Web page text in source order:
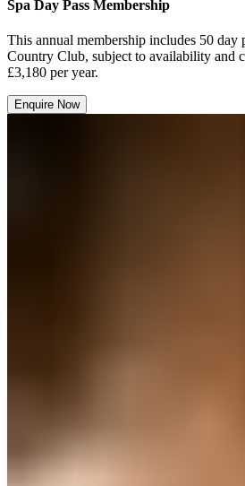
Spa Day Pass Membership​​​​‌ ‍ ​‍​‍‌‍ ‌ ​‍‌‍‍‌‌‍‌ ‌‍‍‌‌‍ ‍​‍​‍​ ‍‍​‍​‍‌ ​ ‌‍​‌‌‍ ‍‌‍‍‌‌ ‌​‌ ‍‌​‍ ‍‌‍‍‌‌‍ ​‍​‍​‍ ​​‍​‍‌‍‍​‌ ​‍‌‍‌‌‌‍‌‍​‍​‍​ ‍‍​‍​‍‌‍‍​‌ ‌​‌ ‌​‌ ​​‌ ​ ​ ‍‍​‍ ​‍ ‌‍ ​​‍ ‌‌‍​‌‌‍ ‍‌‍‌​​‍ ‌‌ ​‍​‍ ‌‌‍‍​‌‍ ‌ ‌​‌‍‌‌‌‍ ​‌ ​ ​‍ ‌‌ ​ ‌ ‌​‌ ‌‌‌‍‌​‌‍‍‌‌‍ ​‍ ‍‌ ‌‍‌‍‌‌‌ ​‍‌‍​ ‌‍‌‌‌‍ ​​‍ ‍‌‍​‌‌ ​​‌ ​​​‍ ‌‍‍‌‌‍ ‍‌ ‌​‌‍‌‌‌‍ ‍‌ ‌​​‍ ‌‍‌‌‌‍‌​‌‍‍‌‌ ‌​​‍ ‌‍ ‌‌‍ ‌‍‌​‌‍‌‌​ ‌‌ ​​‌ ​‍‌‍‌‌‌ ​ ‌‍‌‌‌‍ ‍‌ ‌​‌‍​‌‌ ‌​‌‍‍‌‌‍ ‌‍ ‍​ ‍ ‌‍‍‌‌‍‌​​ ‌‌‍​‍​ ‍‌​ ‍‌‌‍‌​‌‍​‌​ ‍​​ ‌‍​ ‌​​‍ ‌​ ‌​​ ‌ ‌‍‌‌​ ‌‌​‍ ‌​ ‌​​ ‌‍​ ​​​ ​ ​‍ ‌​ ‍​​ ​‌​ ‌‍​ ‌ ​‍ ‌​ ​‌​ ‌‍​ ​ ‌‍​‌‌‍‌‍​ ‍​​ ​‌‌‍​‍​ ‍‌​ ​​‌‍‌‌‌‍​ ​ ‍ ‌ ‌​‌ ‍‌‌ ​​‌‍‌‌​ ‌‌‍‍​‌‍ ‌ ‌​‌‍‌‌‌‍ ​‌‌​ ‌‍‍‌‌ ‌​‌‍‌‌‌‌​​‌‍​‌‌‍‌ ‌‍‌‌​ ‍ ‌ ​​‌‍​‌‌ ‌​‌‍‍​​ ‌‌ ​​‌‍​‌‌‍‌ ‌‍‌‌‌​​‍‌ ‌‌‌‍‍‌‌‍ ​‌‍‌​‌‍‌‌‌ ​‍​‍‌‌​ ‌‌‌​​‍‌‌ ‌‍‍ ‌‍‌‌‌ ‍‌​‍‌‌​ ​ ‌​‌​​‍‌‌​ ​ ‌​‌​​‍‌‌​ ​‍​ ​‍‌‍‌‌​ ​​‌‍​‌‌‍‌‌​ ‌‌‌‍‌‍​ ​‍‌‍​ ‌‍‌‌‌‍‌‌​ ‌‌​ ‍​​‍‌‌​ ​‍​ ​‍​‍‌‌​ ‌‌‌​‌​​‍ ‍‌‍​ ‌‍ ‌‍ ‍‌ ‌​‌‍‌‌‌‍ ‍‌ ‌​​‍‌‌​ ‌‌‌​​‍‌‌ ‌‍‍ ‌‍‌‌‌ ‍‌​‍‌‌​ ​ ‌​‌​​‍‌‌​ ​ ‌​‌​​‍‌‌​ ​‍​ ​‍​ ‌‌​ ​‌​ ​‍​ ​‌​ ​‍​ ‌ ​ ​‍​ ‌​‌‍​‌​ ​‍​ ​‍‌‍‌​​‍‌‌​ ​‍​ ​‍​‍‌‌​ ‌‌‌​‌​​‍ ‍‌ ‌​‌‍‍‌‌ ‌​‌‍ ​‌‍‌‌​ ‌‍​‍‌‍​‌‌ ​ ‌‍‌‌‌‌‌‌‌ ​‍‌‍ ​​ ‌‌‍‍​‌ ‌​‌ ‌​‌ ​​‌ ​ ​‍‌‌​ ​ ‌​​‌​‍‌‌​ ​‍‌​‌‍​‍‌‌​ ​‍‌​‌‍‌‍ ​​‍ ‌‌‍​‌‌‍ ‍‌‍‌​​‍ ‌‌ ​‍​‍ ‌‌‍‍​‌‍ ‌ ‌​‌‍‌‌‌‍ ​‌ ​ ​‍ ‌‌ ​ ‌ ‌​‌ ‌‌‌‍‌​‌‍‍‌‌‍ ​‍ ‍‌ ‌‍‌‍‌‌‌ ​‍‌‍​ ‌‍‌‌‌‍ ​​‍ ‍‌‍​‌‌ ​​‌ ​​​‍‌‍‌‍‍‌‌‍‌​​ ‌‌‍​‍​ ‍‌​ ‍‌‌‍‌​‌‍​‌​ ‍​​ ‌‍​ ‌​​‍ ‌​ ‌​​ ‌ ‌‍‌‌​ ‌‌​‍ ‌​ ‌​​ ‌‍​ ​​​ ​ ​‍ ‌​ ‍​​ ​‌​ ‌‍​ ‌ ​‍ ‌​ ​‌​ ‌‍​ ​ ‌‍​‌‌‍‌‍​ ‍​​ ​‌‌‍​‍​ ‍‌​ ​​‌‍‌‌‌‍​ ​‍‌‍‌ ‌​‌ ‍‌‌ ​​‌‍‌‌​ ‌‌‍‍​‌‍ ‌ ‌​‌‍‌‌‌‍ ​‌‌​ ‌‍‍‌‌ ‌​‌‍‌‌‌‌​​‌‍​‌‌‍‌ ‌‍‌‌​‍‌‍‌ ​​‌‍​‌‌ ‌​‌‍‍​​ ‌‌ ​​‌‍​‌‌‍‌ ‌‍‌‌‌​​‍‌ ‌‌‌‍‍‌‌‍ ​‌‍‌​‌‍‌‌‌ ​‍​‍‌‌​ ‌‌‌​​‍‌‌ ‌‍‍ ‌‍‌‌‌ ‍‌​‍‌‌​ ​ ‌​‌​​‍‌‌​ ​ ‌​‌​​‍‌‌​ ​‍​ ​‍‌‍‌‌​ ​​‌‍​‌‌‍‌‌​ ‌‌‌‍‌‍​ ​‍‌‍​ ‌‍‌‌‌‍‌‌​ ‌‌​ ‍​​‍‌‌​ ​‍​ ​‍​‍‌‌​ ‌‌‌​‌​​‍ ‍‌‍​ ‌‍ ‌‍ ‍‌ ‌​‌‍‌‌‌‍ ‍‌ ‌​​‍‌‌​ ‌‌‌​​‍‌‌ ‌‍‍ ‌‍‌‌‌ ‍‌​‍‌‌​ ​ ‌​‌​​‍‌‌​ ​ ‌​‌​​‍‌‌​ ​‍​ ​‍​ ‌‌​ ​‌​ ​‍​ ​‌​ ​‍​ ‌ ​ ​‍​ ‌​‌‍​‌​ ​‍​ ​‍‌‍‌​​‍‌‌​ ​‍​ ​‍​‍‌‌​ ‌‌‌​‌​​‍ ‍‌ ‌​‌‍‍‌‌ ‌​‌‍ ​‌‍‌‌​‍‌‍‌ ​​‌‍‌‌‌ ​‍‌ ​ ‌ ​​‌‍‌‌‌‍​ ‌ ‌​‌‍‍‌‌ ‌‍‌‍‌‌​ ‌‌ ​​‌ ‌‌‌‍​‍‌‍ ​‌‍‍‌‌ ​ ‌‍‍​‌‍‌‌‌‍‌​​‍​‍‌ ‌
This annual membership ​​​​‌ ‍ ​‍​‍‌‍ ‌ ​‍‌‍‍‌‌‍‌ ‌‍‍‌‌‍ ‍​‍​‍​ ‍‍​‍​‍‌ ​ ‌‍​‌‌‍ ‍‌‍‍‌‌ ‌​‌ ‍‌​‍ ‍‌‍‍‌‌‍ ​‍​‍​‍ ​​‍​‍‌‍‍​‌ ​‍‌‍‌‌‌‍‌‍​‍​‍​ ‍‍​‍​‍‌‍‍​‌ ‌​‌ ‌​‌ ​​‌ ​ ​ ‍‍​‍ ​‍ ‌‍ ​​‍ ‌‌‍​‌‌‍ ‍‌‍‌​​‍ ‌‌ ​‍​‍ ‌‌‍‍​‌‍ ‌ ‌​‌‍‌‌‌‍ ​‌ ​ ​‍ ‌‌ ​ ‌ ‌​‌ ‌‌‌‍‌​‌‍‍‌‌‍ ​‍ ‍‌ ‌‍‌‍‌‌‌ ​‍‌‍​ ‌‍‌‌‌‍ ​​‍ ‍‌‍​‌‌ ​​‌ ​​​‍ ‌‍‍‌‌‍ ‍‌ ‌​‌‍‌‌‌‍ ‍‌ ‌​​‍ ‌‍‌‌‌‍‌​‌‍‍‌‌ ‌​​‍ ‌‍ ‌‌‍ ‌‍‌​‌‍‌‌​ ‌‌ ​​‌ ​‍‌‍‌‌‌ ​ ‌‍‌‌‌‍ ‍‌ ‌​‌‍​‌‌ ‌​‌‍‍‌‌‍ ‌‍ ‍​ ‍ ‌‍‍‌‌‍‌​​ ‌‌‍​‍​ ‍‌​ ‍‌‌‍‌​‌‍​‌​ ‍​​ ‌‍​ ‌​​‍ ‌​ ‌​​ ‌ ‌‍‌‌​ ‌‌​‍ ‌​ ‌​​ ‌‍​ ​​​ ​ ​‍ ‌​ ‍​​ ​‌​ ‌‍​ ‌ ​‍ ‌​ ​‌​ ‌‍​ ​ ‌‍​‌‌‍‌‍​ ‍​​ ​‌‌‍​‍​ ‍‌​ ​​‌‍‌‌‌‍​ ​ ‍ ‌ ‌​‌ ‍‌‌ ​​‌‍‌‌​ ‌‌‍‍​‌‍ ‌ ‌​‌‍‌‌‌‍ ​‌‌​ ‌‍‍‌‌ ‌​‌‍‌‌‌‌​​‌‍​‌‌‍‌ ‌‍‌‌​ ‍ ‌ ​​‌‍​‌‌ ‌​‌‍‍​​ ‌‌ ​​‌‍​‌‌‍‌ ‌‍‌‌‌​​‍‌ ‌‌‌‍‍‌‌‍ ​‌‍‌​‌‍‌‌‌ ​‍​‍‌‌​ ‌‌‌​​‍‌‌ ‌‍‍ ‌‍‌‌‌ ‍‌​‍‌‌​ ​ ‌​‌​​‍‌‌​ ​ ‌​‌​​‍‌‌​ ​‍​ ​‍​ ​‌​ ‌‍​ ​ ​ ‌ ‌‍​‌​ ​ ​ ​‌​ ‌‌​ ​‍​ ‌‌‌‍‌​​ ‌​​‍‌‌​ ​‍​ ​‍​‍‌‌​ ‌‌‌​‌​​‍ ‍‌ ​ ‌‍‌‌‌‍​ ‌ ‌​‌‍‍‌‌‍ ‌‍ ‍‌ ​ ​‍‌‌​ ‌‌‌​​‍‌‌ ‌‍‍ ‌‍‌‌‌ ‍‌​‍‌‌​ ​ ‌​‌​​‍‌‌​ ​ ‌​‌​​‍‌‌​ ​‍​ ​‍​ ​‌​ ‌​​ ‍‌​ ‌​​ ‌ ​ ‌‌‌‍‌‌​ ​ ​ ​​​ ‍‌​ ‍‌‌‍‌‍​‍‌‌​ ​‍​ ​‍​‍‌‌​ ‌‌‌​‌​​‍ ‍‌‍​‍‌‍ ‌‍‌​‌ ‍‌​‍‌‌​ ‌‌‌​​‍‌‌ ‌‍‍ ‌‍‌‌‌ ‍‌​‍‌‌​ ​ ‌​‌​​‍‌‌​ ​ ‌​‌​​‍‌‌​ ​‍​ ​‍​ ‍​‌‍‌​‌‍‌‌‌‍​‍​ ‌ ​ ​​​ ​ ​ ​‍‌‍‌‍‌‍‌‍​ ​‌​ ‍‌​‍‌‌​ ​‍​ ​‍​‍‌‌​ ‌‌‌​‌​​‍ ‍‌‍​ ‌‍‍​‌‍‍‌‌‍ ​‌‍‌​‌ ​‍‌‍‌‌‌‍ ‍​‍‌‌​ ‌‌‌​​‍‌‌ ‌‍‍ ‌‍‌‌‌ ‍‌​‍‌‌​ ​ ‌​‌​​‍‌‌​ ​ ‌​‌​​‍‌‌​ ​‍​ ​‍‌‍​‍‌‍​‌‌‍‌‌‌‍‌​​ ‍‌​ ‌​​ ‍​‌‍​‍‌‍‌​‌‍​ ​ ‌‌​ ‍​​‍‌‌​ ​‍​ ​‍​‍‌‌​ ‌‌‌​‌​​‍ ‍‌ ‌​‌‍‌‌‌ ‍​‌ ‌​​ ‌‍​‍‌‍​‌‌ ​ ‌‍‌‌‌‌‌‌‌ ​‍‌‍ ​​ ‌‌‍‍​‌ ‌​‌ ‌​‌ ​​‌ ​ ​‍‌‌​ ​ ‌​​‌​‍‌‌​ ​‍‌​‌‍​‍‌‌​ ​‍‌​‌‍‌‍ ​​‍ ‌‌‍​‌‌‍ ‍‌‍‌​​‍ ‌‌ ​‍​‍ ‌‌‍‍​‌‍ ‌ ‌​‌‍‌‌‌‍ ​‌ ​ ​‍ ‌‌ ​ ‌ ‌​‌ ‌‌‌‍‌​‌‍‍‌‌‍ ​‍ ‍‌ ‌‍‌‍‌‌‌ ​‍‌‍​ ‌‍‌‌‌‍ ​​‍ ‍‌‍​‌‌ ​​‌ ​​​‍‌‍‌‍‍‌‌‍‌​​ ‌‌‍​‍​ ‍‌​ ‍‌‌‍‌​‌‍​‌​ ‍​​ ‌‍​ ‌​​‍ ‌​ ‌​​ ‌ ‌‍‌‌​ ‌‌​‍ ‌​ ‌​​ ‌‍​ ​​​ ​ ​‍ ‌​ ‍​​ ​‌​ ‌‍​ ‌ ​‍ ‌​ ​‌​ ‌‍​ ​ ‌‍​‌‌‍‌‍​ ‍​​ ​‌‌‍​‍​ ‍‌​ ​​‌‍‌‌‌‍​ ​‍‌‍‌ ‌​‌ ‍‌‌ ​​‌‍‌‌​ ‌‌‍‍​‌‍ ‌ ‌​‌‍‌‌‌‍ ​‌‌​ ‌‍‍‌‌ ‌​‌‍‌‌‌‌​​‌‍​‌‌‍‌ ‌‍‌‌​‍‌‍‌ ​​‌‍​‌‌ ‌​‌‍‍​​ ‌‌ ​​‌‍​‌‌‍‌ ‌‍‌‌‌​​‍‌ ‌‌‌‍‍‌‌‍ ​‌‍‌​‌‍‌‌‌ ​‍​‍‌‌​ ‌‌‌​​‍‌‌ ‌‍‍ ‌‍‌‌‌ ‍‌​‍‌‌​ ​ ‌​‌​​‍‌‌​ ​ ‌​‌​​‍‌‌​ ​‍​ ​‍​ ​‌​ ‌‍​ ​ ​ ‌ ‌‍​‌​ ​ ​ ​‌​ ‌‌​ ​‍​ ‌‌‌‍‌​​ ‌​​‍‌‌​ ​‍​ ​‍​‍‌‌​ ‌‌‌​‌​​‍ ‍‌ ​ ‌‍‌‌‌‍​ ‌ ‌​‌‍‍‌‌‍ ‌‍ ‍‌ ​ ​‍‌‌​ ‌‌‌​​‍‌‌ ‌‍‍ ‌‍‌‌‌ ‍‌​‍‌‌​ ​ ‌​‌​​‍‌‌​ ​ ‌​‌​​‍‌‌​ ​‍​ ​‍​ ​‌​ ‌​​ ‍‌​ ‌​​ ‌ ​ ‌‌‌‍‌‌​ ​ ​ ​​​ ‍‌​ ‍‌‌‍‌‍​‍‌‌​ ​‍​ ​‍​‍‌‌​ ‌‌‌​‌​​‍ ‍‌‍​‍‌‍ ‌‍‌​‌ ‍‌​‍‌‌​ ‌‌‌​​‍‌‌ ‌‍‍ ‌‍‌‌‌ ‍‌​‍‌‌​ ​ ‌​‌​​‍‌‌​ ​ ‌​‌​​‍‌‌​ ​‍​ ​‍​ ‍​‌‍‌​‌‍‌‌‌‍​‍​ ‌ ​ ​​​ ​ ​ ​‍‌‍‌‍‌‍‌‍​ ​‌​ ‍‌​‍‌‌​ ​‍​ ​‍​‍‌‌​ ‌‌‌​‌​​‍ ‍‌‍​ ‌‍‍​‌‍‍‌‌‍ ​‌‍‌​‌ ​‍‌‍‌‌‌‍ ‍​‍‌‌​ ‌‌‌​​‍‌‌ ‌‍‍ ‌‍‌‌‌ ‍‌​‍‌‌​ ​ ‌​‌​​‍‌‌​ ​ ‌​‌​​‍‌‌​ ​‍​ ​‍‌‍​‍‌‍​‌‌‍‌‌‌‍‌​​ ‍‌​ ‌​​ ‍​‌‍​‍‌‍‌​‌‍​ ​ ‌‌​ ‍​​‍‌‌​ ​‍​ ​‍​‍‌‌​ ‌‌‌​‌​​‍ ‍‌ ‌​‌‍‌‌‌ ‍​‌ ‌​​‍‌‍‌ ​​‌‍‌‌‌ ​‍‌ ​ ‌ ​​‌‍‌‌‌‍​ ‌ ‌​‌‍‍‌‌ ‌‍‌‍‌‌​ ‌‌ ​​‌ ‌‌‌‍​‍‌‍ ​‌‍‍‌‌ ​ ‌‍‍​‌‍‌‌‌‍‌​​‍​‍‌ ‌includes ​​​​‌ ‍ ​‍​‍‌‍ ‌ ​‍‌‍‍‌‌‍‌ ‌‍‍‌‌‍ ‍​‍​‍​ ‍‍​‍​‍‌ ​ ‌‍​‌‌‍ ‍‌‍‍‌‌ ‌​‌ ‍‌​‍ ‍‌‍‍‌‌‍ ​‍​‍​‍ ​​‍​‍‌‍‍​‌ ​‍‌‍‌‌‌‍‌‍​‍​‍​ ‍‍​‍​‍‌‍‍​‌ ‌​‌ ‌​‌ ​​‌ ​ ​ ‍‍​‍ ​‍ ‌‍ ​​‍ ‌‌‍​‌‌‍ ‍‌‍‌​​‍ ‌‌ ​‍​‍ ‌‌‍‍​‌‍ ‌ ‌​‌‍‌‌‌‍ ​‌ ​ ​‍ ‌‌ ​ ‌ ‌​‌ ‌‌‌‍‌​‌‍‍‌‌‍ ​‍ ‍‌ ‌‍‌‍‌‌‌ ​‍‌‍​ ‌‍‌‌‌‍ ​​‍ ‍‌‍​‌‌ ​​‌ ​​​‍ ‌‍‍‌‌‍ ‍‌ ‌​‌‍‌‌‌‍ ‍‌ ‌​​‍ ‌‍‌‌‌‍‌​‌‍‍‌‌ ‌​​‍ ‌‍ ‌‌‍ ‌‍‌​‌‍‌‌​ ‌‌ ​​‌ ​‍‌‍‌‌‌ ​ ‌‍‌‌‌‍ ‍‌ ‌​‌‍​‌‌ ‌​‌‍‍‌‌‍ ‌‍ ‍​ ‍ ‌‍‍‌‌‍‌​​ ‌‌‍​‍​ ‍‌​ ‍‌‌‍‌​‌‍​‌​ ‍​​ ‌‍​ ‌​​‍ ‌​ ‌​​ ‌ ‌‍‌‌​ ‌‌​‍ ‌​ ‌​​ ‌‍​ ​​​ ​ ​‍ ‌​ ‍​​ ​‌​ ‌‍​ ‌ ​‍ ‌​ ​‌​ ‌‍​ ​ ‌‍​‌‌‍‌‍​ ‍​​ ​‌‌‍​‍​ ‍‌​ ​​‌‍‌‌‌‍​ ​ ‍ ‌ ‌​‌ ‍‌‌ ​​‌‍‌‌​ ‌‌‍‍​‌‍ ‌ ‌​‌‍‌‌‌‍ ​‌‌​ ‌‍‍‌‌ ‌​‌‍‌‌‌‌​​‌‍​‌‌‍‌ ‌‍‌‌​ ‍ ‌ ​​‌‍​‌‌ ‌​‌‍‍​​ ‌‌ ​​‌‍​‌‌‍‌ ‌‍‌‌‌​​‍‌ ‌‌‌‍‍‌‌‍ ​‌‍‌​‌‍‌‌‌ ​‍​‍‌‌​ ‌‌‌​​‍‌‌ ‌‍‍ ‌‍‌‌‌ ‍‌​‍‌‌​ ​ ‌​‌​​‍‌‌​ ​ ‌​‌​​‍‌‌​ ​‍​ ​‍​ ​‌​ ‌‍​ ​ ​ ‌ ‌‍​‌​ ​ ​ ​‌​ ‌‌​ ​‍​ ‌‌‌‍‌​​ ‌​​‍‌‌​ ​‍​ ​‍​‍‌‌​ ‌‌‌​‌​​‍ ‍‌ ​ ‌‍‌‌‌‍​ ‌ ‌​‌‍‍‌‌‍ ‌‍ ‍‌ ​ ​‍‌‌​ ‌‌‌​​‍‌‌ ‌‍‍ ‌‍‌‌‌ ‍‌​‍‌‌​ ​ ‌​‌​​‍‌‌​ ​ ‌​‌​​‍‌‌​ ​‍​ ​‍​ ​‌​ ‌​​ ‍‌​ ‌​​ ‌ ​ ‌‌‌‍‌‌​ ​ ​ ​​​ ‍‌​ ‍‌‌‍‌‍​‍‌‌​ ​‍​ ​‍​‍‌‌​ ‌‌‌​‌​​‍ ‍‌‍​‍‌‍ ‌‍‌​‌ ‍‌​‍‌‌​ ‌‌‌​​‍‌‌ ‌‍‍ ‌‍‌‌‌ ‍‌​‍‌‌​ ​ ‌​‌​​‍‌‌​ ​ ‌​‌​​‍‌‌​ ​‍​ ​‍​ ‍​‌‍‌​‌‍‌‌‌‍​‍​ ‌ ​ ​​​ ​ ​ ​‍‌‍‌‍‌‍‌‍​ ​‌​ ‍‌​‍‌‌​ ​‍​ ​‍​‍‌‌​ ‌‌‌​‌​​‍ ‍‌‍​ ‌‍‍​‌‍‍‌‌‍ ​‌‍‌​‌ ​‍‌‍‌‌‌‍ ‍​‍‌‌​ ‌‌‌​​‍‌‌ ‌‍‍ ‌‍‌‌‌ ‍‌​‍‌‌​ ​ ‌​‌​​‍‌‌​ ​ ‌​‌​​‍‌‌​ ​‍​ ​‍‌‍‌​‌‍‌‌‌‍‌‌‌‍​ ‌‍​‍​ ​ ​ ​ ​ ​​​ ​​‌‍‌‌​ ‌‍‌‍​‍​‍‌‌​ ​‍​ ​‍​‍‌‌​ ‌‌‌​‌​​‍ ‍‌ ‌​‌‍‌‌‌ ‍​‌ ‌​​ ‌‍​‍‌‍​‌‌ ​ ‌‍‌‌‌‌‌‌‌ ​‍‌‍ ​​ ‌‌‍‍​‌ ‌​‌ ‌​‌ ​​‌ ​ ​‍‌‌​ ​ ‌​​‌​‍‌‌​ ​‍‌​‌‍​‍‌‌​ ​‍‌​‌‍‌‍ ​​‍ ‌‌‍​‌‌‍ ‍‌‍‌​​‍ ‌‌ ​‍​‍ ‌‌‍‍​‌‍ ‌ ‌​‌‍‌‌‌‍ ​‌ ​ ​‍ ‌‌ ​ ‌ ‌​‌ ‌‌‌‍‌​‌‍‍‌‌‍ ​‍ ‍‌ ‌‍‌‍‌‌‌ ​‍‌‍​ ‌‍‌‌‌‍ ​​‍ ‍‌‍​‌‌ ​​‌ ​​​‍‌‍‌‍‍‌‌‍‌​​ ‌‌‍​‍​ ‍‌​ ‍‌‌‍‌​‌‍​‌​ ‍​​ ‌‍​ ‌​​‍ ‌​ ‌​​ ‌ ‌‍‌‌​ ‌‌​‍ ‌​ ‌​​ ‌‍​ ​​​ ​ ​‍ ‌​ ‍​​ ​‌​ ‌‍​ ‌ ​‍ ‌​ ​‌​ ‌‍​ ​ ‌‍​‌‌‍‌‍​ ‍​​ ​‌‌‍​‍​ ‍‌​ ​​‌‍‌‌‌‍​ ​‍‌‍‌ ‌​‌ ‍‌‌ ​​‌‍‌‌​ ‌‌‍‍​‌‍ ‌ ‌​‌‍‌‌‌‍ ​‌‌​ ‌‍‍‌‌ ‌​‌‍‌‌‌‌​​‌‍​‌‌‍‌ ‌‍‌‌​‍‌‍‌ ​​‌‍​‌‌ ‌​‌‍‍​​ ‌‌ ​​‌‍​‌‌‍‌ ‌‍‌‌‌​​‍‌ ‌‌‌‍‍‌‌‍ ​‌‍‌​‌‍‌‌‌ ​‍​‍‌‌​ ‌‌‌​​‍‌‌ ‌‍‍ ‌‍‌‌‌ ‍‌​‍‌‌​ ​ ‌​‌​​‍‌‌​ ​ ‌​‌​​‍‌‌​ ​‍​ ​‍​ ​‌​ ‌‍​ ​ ​ ‌ ‌‍​‌​ ​ ​ ​‌​ ‌‌​ ​‍​ ‌‌‌‍‌​​ ‌​​‍‌‌​ ​‍​ ​‍​‍‌‌​ ‌‌‌​‌​​‍ ‍‌ ​ ‌‍‌‌‌‍​ ‌ ‌​‌‍‍‌‌‍ ‌‍ ‍‌ ​ ​‍‌‌​ ‌‌‌​​‍‌‌ ‌‍‍ ‌‍‌‌‌ ‍‌​‍‌‌​ ​ ‌​‌​​‍‌‌​ ​ ‌​‌​​‍‌‌​ ​‍​ ​‍​ ​‌​ ‌​​ ‍‌​ ‌​​ ‌ ​ ‌‌‌‍‌‌​ ​ ​ ​​​ ‍‌​ ‍‌‌‍‌‍​‍‌‌​ ​‍​ ​‍​‍‌‌​ ‌‌‌​‌​​‍ ‍‌‍​‍‌‍ ‌‍‌​‌ ‍‌​‍‌‌​ ‌‌‌​​‍‌‌ ‌‍‍ ‌‍‌‌‌ ‍‌​‍‌‌​ ​ ‌​‌​​‍‌‌​ ​ ‌​‌​​‍‌‌​ ​‍​ ​‍​ ‍​‌‍‌​‌‍‌‌‌‍​‍​ ‌ ​ ​​​ ​ ​ ​‍‌‍‌‍‌‍‌‍​ ​‌​ ‍‌​‍‌‌​ ​‍​ ​‍​‍‌‌​ ‌‌‌​‌​​‍ ‍‌‍​ ‌‍‍​‌‍‍‌‌‍ ​‌‍‌​‌ ​‍‌‍‌‌‌‍ ‍​‍‌‌​ ‌‌‌​​‍‌‌ ‌‍‍ ‌‍‌‌‌ ‍‌​‍‌‌​ ​ ‌​‌​​‍‌‌​ ​ ‌​‌​​‍‌‌​ ​‍​ ​‍‌‍‌​‌‍‌‌‌‍‌‌‌‍​ ‌‍​‍​ ​ ​ ​ ​ ​​​ ​​‌‍‌‌​ ‌‍‌‍​‍​‍‌‌​ ​‍​ ​‍​‍‌‌​ ‌‌‌​‌​​‍ ‍‌ ‌​‌‍‌‌‌ ‍​‌ ‌​​‍‌‍‌ ​​‌‍‌‌‌ ​‍‌ ​ ‌ ​​‌‍‌‌‌‍​ ‌ ‌​‌‍‍‌‌ ‌‍‌‍‌‌​ ‌‌ ​​‌ ‌‌‌‍​‍‌‍ ​‌‍‍‌‌ ​ ‌‍‍​‌‍‌‌‌‍‌​​‍​‍‌ ‌50 day passes
Enquire Now​​​​‌ ‍ ​‍​‍‌‍ ‌ ​‍‌‍‍‌‌‍‌ ‌‍‍‌‌‍ ‍​‍​‍​ ‍‍​‍​‍‌ ​ ‌‍​‌‌‍ ‍‌‍‍‌‌ ‌​‌ ‍‌​‍ ‍‌‍‍‌‌‍ ​‍​‍​‍ ​​‍​‍‌‍‍​‌ ​‍‌‍‌‌‌‍‌‍​‍​‍​ ‍‍​‍​‍‌‍‍​‌ ‌​‌ ‌​‌ ​​‌ ​ ​ ‍‍​‍ ​‍ ‌‍ ​​‍ ‌‌‍​‌‌‍ ‍‌‍‌​​‍ ‌‌ ​‍​‍ ‌‌‍‍​‌‍ ‌ ‌​‌‍‌‌‌‍ ​‌ ​ ​‍ ‌‌ ​ ‌ ‌​‌ ‌‌‌‍‌​‌‍‍‌‌‍ ​‍ ‍‌ ‌‍‌‍‌‌‌ ​‍‌‍​ ‌‍‌‌‌‍ ​​‍ ‍‌‍​‌‌ ​​‌ ​​​‍ ‌‍‍‌‌‍ ‍‌ ‌​‌‍‌‌‌‍ ‍‌ ‌​​‍ ‌‍‌‌‌‍‌​‌‍‍‌‌ ‌​​‍ ‌‍ ‌‌‍ ‌‍‌​‌‍‌‌​ ‌‌ ​​‌ ​‍‌‍‌‌‌ ​ ‌‍‌‌‌‍ ‍‌ ‌​‌‍​‌‌ ‌​‌‍‍‌‌‍ ‌‍ ‍​ ‍ ‌‍‍‌‌‍‌​​ ‌‌‍​‍​ ‍‌​ ‍‌‌‍‌​‌‍​‌​ ‍​​ ‌‍​ ‌​​‍ ‌​ ‌​​ ‌ ‌‍‌‌​ ‌‌​‍ ‌​ ‌​​ ‌‍​ ​​​ ​ ​‍ ‌​ ‍​​ ​‌​ ‌‍​ ‌ ​‍ ‌​ ​‌​ ‌‍​ ​ ‌‍​‌‌‍‌‍​ ‍​​ ​‌‌‍​‍​ ‍‌​ ​​‌‍‌‌‌‍​ ​ ‍ ‌ ‌​‌ ‍‌‌ ​​‌‍‌‌​ ‌‌‍‍​‌‍ ‌ ‌​‌‍‌‌‌‍ ​‌‌​ ‌‍‍‌‌ ‌​‌‍‌‌‌‌​​‌‍​‌‌‍‌ ‌‍‌‌​ ‍ ‌ ​​‌‍​‌‌ ‌​‌‍‍​​ ‌‌ ​​‌‍​‌‌‍‌ ‌‍‌‌‌​​‍‌ ‌‌‌‍‍‌‌‍ ​‌‍‌​‌‍‌‌‌ ​‍​‍‌‌​ ‌‌‌​​‍‌‌ ‌‍‍ ‌‍‌‌‌ ‍‌​‍‌‌​ ​ ‌​‌​​‍‌‌​ ​ ‌​‌​​‍‌‌​ ​‍​ ​‍‌‍‌‌​ ​​‌‍​‌‌‍‌‌​ ‌‌‌‍‌‍​ ​‍‌‍​ ‌‍‌‌‌‍‌‌​ ‌‌​ ‍​​‍‌‌​ ​‍​ ​‍​‍‌‌​ ‌‌‌​‌​​‍ ‍‌‍​ ‌‍ ‌‍ ‍‌ ‌​‌‍‌‌‌‍ ‍‌ ‌​​‍‌‌​ ‌‌‌​​‍‌‌ ‌‍‍ ‌‍‌‌‌ ‍‌​‍‌‌​ ​ ‌​‌​​‍‌‌​ ​ ‌​‌​​‍‌‌​ ​‍​ ​‍​ ‌‌​ ​‌​ ​‍​ ​‌​ ​‍​ ‌ ​ ​‍​ ‌​‌‍​‌​ ​‍​ ​‍‌‍‌​​‍‌‌​ ​‍​ ​‍​‍‌‌​ ‌‌‌​‌​​‍ ‍‌ ​​‌ ​‍‌‍‍‌‌‍ ‌‌‍​‌‌ ​‍‌ ‍‌‌​​ ‌ ‌​‌‍​‌​‍ ‍‌‍ ​‌‍​‌‌‍​‍‌‍‌‌‌‍ ​​ ‌‍​‍‌‍​‌‌ ​ ‌‍‌‌‌‌‌‌‌ ​‍‌‍ ​​ ‌‌‍‍​‌ ‌​‌ ‌​‌ ​​‌ ​ ​‍‌‌​ ​ ‌​​‌​‍‌‌​ ​‍‌​‌‍​‍‌‌​ ​‍‌​‌‍‌‍ ​​‍ ‌‌‍​‌‌‍ ‍‌‍‌​​‍ ‌‌ ​‍​‍ ‌‌‍‍​‌‍ ‌ ‌​‌‍‌‌‌‍ ​‌ ​ ​‍ ‌‌ ​ ‌ ‌​‌ ‌‌‌‍‌​‌‍‍‌‌‍ ​‍ ‍‌ ‌‍‌‍‌‌‌ ​‍‌‍​ ‌‍‌‌‌‍ ​​‍ ‍‌‍​‌‌ ​​‌ ​​​‍‌‍‌‍‍‌‌‍‌​​ ‌‌‍​‍​ ‍‌​ ‍‌‌‍‌​‌‍​‌​ ‍​​ ‌‍​ ‌​​‍ ‌​ ‌​​ ‌ ‌‍‌‌​ ‌‌​‍ ‌​ ‌​​ ‌‍​ ​​​ ​ ​‍ ‌​ ‍​​ ​‌​ ‌‍​ ‌ ​‍ ‌​ ​‌​ ‌‍​ ​ ‌‍​‌‌‍‌‍​ ‍​​ ​‌‌‍​‍​ ‍‌​ ​​‌‍‌‌‌‍​ ​‍‌‍‌ ‌​‌ ‍‌‌ ​​‌‍‌‌​ ‌‌‍‍​‌‍ ‌ ‌​‌‍‌‌‌‍ ​‌‌​ ‌‍‍‌‌ ‌​‌‍‌‌‌‌​​‌‍​‌‌‍‌ ‌‍‌‌​‍‌‍‌ ​​‌‍​‌‌ ‌​‌‍‍​​ ‌‌ ​​‌‍​‌‌‍‌ ‌‍‌‌‌​​‍‌ ‌‌‌‍‍‌‌‍ ​‌‍‌​‌‍‌‌‌ ​‍​‍‌‌​ ‌‌‌​​‍‌‌ ‌‍‍ ‌‍‌‌‌ ‍‌​‍‌‌​ ​ ‌​‌​​‍‌‌​ ​ ‌​‌​​‍‌‌​ ​‍​ ​‍‌‍‌‌​ ​​‌‍​‌‌‍‌‌​ ‌‌‌‍‌‍​ ​‍‌‍​ ‌‍‌‌‌‍‌‌​ ‌‌​ ‍​​‍‌‌​ ​‍​ ​‍​‍‌‌​ ‌‌‌​‌​​‍ ‍‌‍​ ‌‍ ‌‍ ‍‌ ‌​‌‍‌‌‌‍ ‍‌ ‌​​‍‌‌​ ‌‌‌​​‍‌‌ ‌‍‍ ‌‍‌‌‌ ‍‌​‍‌‌​ ​ ‌​‌​​‍‌‌​ ​ ‌​‌​​‍‌‌​ ​‍​ ​‍​ ‌‌​ ​‌​ ​‍​ ​‌​ ​‍​ ‌ ​ ​‍​ ‌​‌‍​‌​ ​‍​ ​‍‌‍‌​​‍‌‌​ ​‍​ ​‍​‍‌‌​ ‌‌‌​‌​​‍ ‍‌ ​​‌ ​‍‌‍‍‌‌‍ ‌‌‍​‌‌ ​‍‌ ‍‌‌​​ ‌ ‌​‌‍​‌​‍ ‍‌‍ ​‌‍​‌‌‍​‍‌‍‌‌‌‍ ​​‍‌‍‌ ​​‌‍‌‌‌ ​‍‌ ​ ‌ ​​‌‍‌‌‌‍​ ‌ ‌​‌‍‍‌‌ ‌‍‌‍‌‌​ ‌‌ ​​‌ ‌‌‌‍​‍‌‍ ​‌‍‍‌‌ ​ ‌‍‍​‌‍‌‌‌‍‌​​‍​‍‌ ‌